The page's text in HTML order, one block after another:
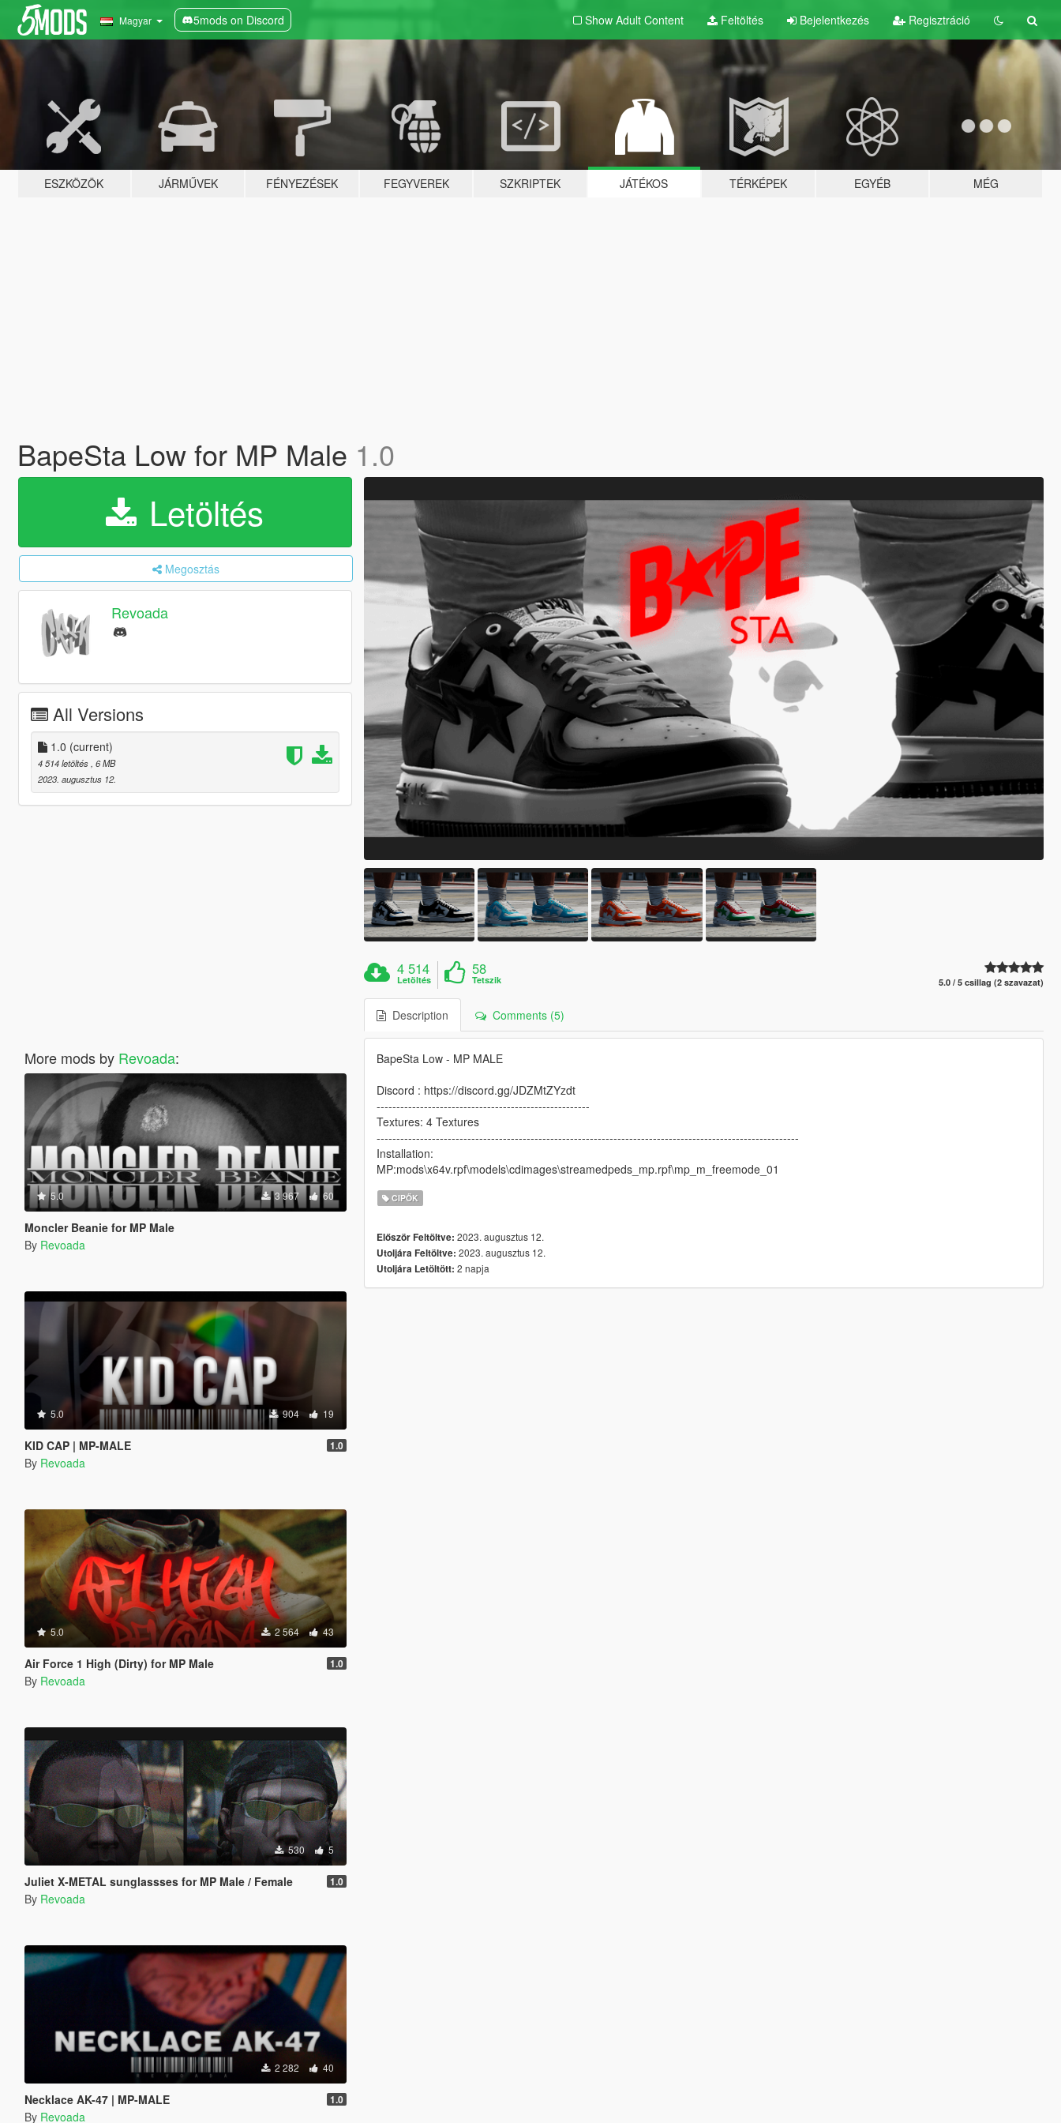
Magyar 5mods on Discord Show Adult Content Feltöltés Bejelentkezés Regisztráció
ESZKÖZÖK JÁRMŰVEK FÉNYEZÉSEK FEGYVEREK SZKRIPTEK JÁTÉKOS TÉRKÉPEK EGYÉB MÉG
BapeSta Low for MP Male 1.0
Letöltés
Megosztás
Revoada
All Versions
1.0 (current)
4 514 letöltés , 6 MB
2023. augusztus 12.
More mods by Revoada:
5.0 3 967 60
Moncler Beanie for MP Male
By Revoada
5.0 904 19
KID CAP | MP-MALE 1.0
By Revoada
5.0 2 564 43
Air Force 1 High (Dirty) for MP Male 1.0
By Revoada
530 5
Juliet X-METAL sunglassses for MP Male / Female 1.0
By Revoada
2 282 40
Necklace AK-47 | MP-MALE 1.0
By Revoada
4 514
Letöltés
58
Tetszik 5.0 / 5 csillag (2 szavazat)
Description Comments (5)
BapeSta Low - MP MALE
Discord : https://discord.gg/JDZMtZYzdt
------------------------------------------------------
Textures: 4 Textures
-----------------------------------------------------------------------------------------------------------
Installation:
MP:mods\x64v.rpf\models\cdimages\streamedpeds_mp.rpf\mp_m_freemode_01
CIPŐK
Először Feltöltve: 2023. augusztus 12.
Utoljára Feltöltve: 2023. augusztus 12.
Utoljára Letöltött: 2 napja